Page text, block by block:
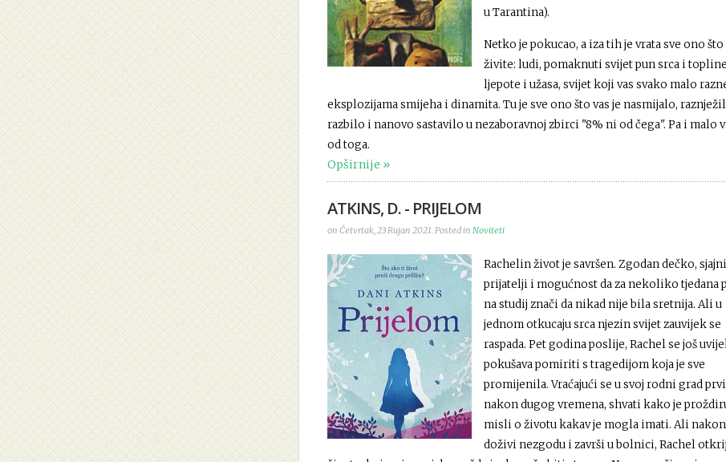
u Tarantina).
Netko je pokucao, a iza tih je vrata sve ono što
živite: ludi, pomaknuti svijet pun srca i
ljepote i užasa, svijet koji vas svako malo
eksplozijama smijeha i dinamita. Tu je sve ono što vas je nasmijalo,
razbilo i nanovo sastavilo u nezaboravnoj zbirci "8% ni od čega". Pa i malo
od toga.
Opširnije
ATKINS, D. - PRIJELOM
on Četvrtak, 23 Rujan 2021. Posted in Noviteti
Rachelin život je savršen. Zgodan dečko, sjajni
prijatelji i mogućnost da za nekoliko tjedana
na studij znači da nikad nije bila sretnija. Ali u
jednom otkucaju srca njezin svijet zauvijek se
raspada. Pet godina poslije, Rachel se još
pokušava pomiriti s tragedijom koja je sve
promijenila. Vraćajući se u svoj rodni grad
nakon dugog vremena, shvati kako je
misli o životu kakav je mogla imati. Ali
doživi nezgodu i završi u bolnici, Rachel